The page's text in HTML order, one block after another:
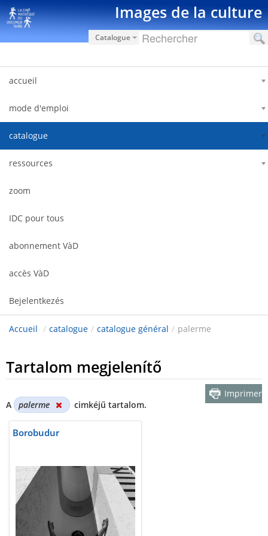
Ugrás a tartalomhoz Images de la culture
Catalogue
accueil
mode d'emploi
catalogue
ressources
zoom
IDC pour tous
abonnement VàD
accès VàD
Bejelentkezés
Accueil / catalogue / catalogue général / palerme
Tartalom megjelenítő
A palerme cimkéjű tartalom.
Imprimer
Borobudur